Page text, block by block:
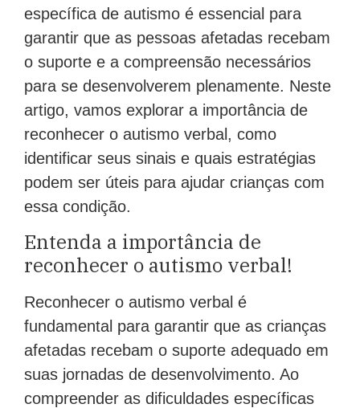
específica de autismo é essencial para
garantir que as pessoas afetadas recebam
o suporte e a compreensão necessários
para se desenvolverem plenamente. Neste
artigo, vamos explorar a importância de
reconhecer o autismo verbal, como
identificar seus sinais e quais estratégias
podem ser úteis para ajudar crianças com
essa condição.
Entenda a importância de
reconhecer o autismo verbal!
Reconhecer o autismo verbal é
fundamental para garantir que as crianças
afetadas recebam o suporte adequado em
suas jornadas de desenvolvimento. Ao
compreender as dificuldades específicas